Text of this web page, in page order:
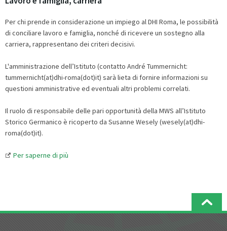
Per chi prende in considerazione un impiego al DHI Roma, le possibilità
di conciliare lavoro e famiglia, nonché di ricevere un sostegno alla
carriera, rappresentano dei criteri decisivi.
L'amministrazione dell’Istituto (contatto André Tummernicht:
tummernicht(at)dhi-roma(dot)it) sarà lieta di fornire informazioni su
questioni amministrative ed eventuali altri problemi correlati.
Il ruolo di responsabile delle pari opportunità della MWS all’Istituto
Storico Germanico è ricoperto da Susanne Wesely (wesely(at)dhi-
roma(dot)it).
Per saperne di più